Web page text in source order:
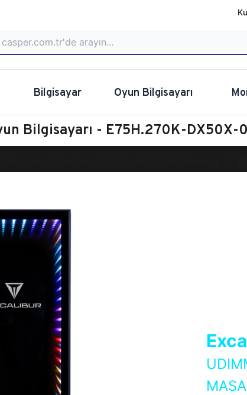
Bilgisayar Oyun Bilgisayarı
Bilgisayarı - E75H.270K-DX50X-